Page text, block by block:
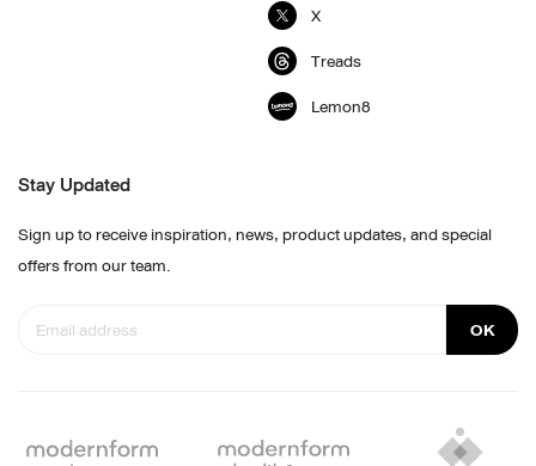
X
Treads
Lemon8
Stay Updated
Sign up to receive inspiration, news, product updates, and special
offers from our team.
OK